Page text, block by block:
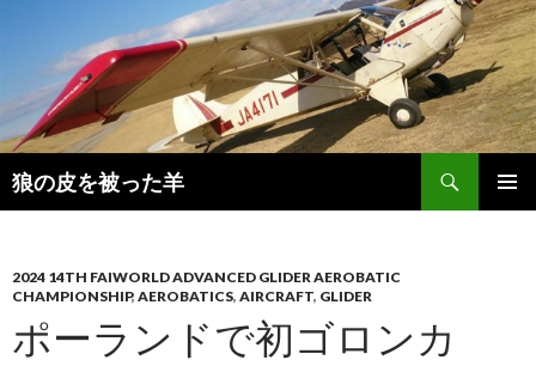
狼の皮を被った羊
検
索
ン
ツ
へ
移
2024 14TH FAIWORLD ADVANCED GLIDER AEROBATIC
CHAMPIONSHIP, AEROBATICS, AIRCRAFT, GLIDER
ポーランドで初ゴロンカ